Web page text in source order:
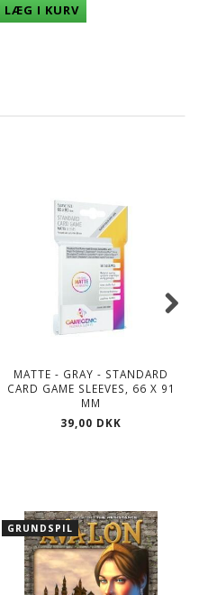
LÆG I KURV
MATTE - GRAY - STANDARD
CARD GAME SLEEVES, 66 X 91
MM
39,00 DKK
GRUNDSPIL